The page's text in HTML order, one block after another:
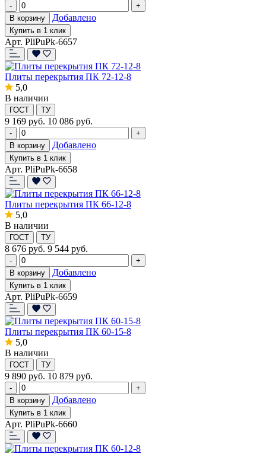
-
+
В корзину
Добавлено
Купить в 1 клик
Арт. PliPuPk-6657
Плиты перекрытия ПК 72-12-8
5,0
В наличии
ГОСТ ТУ
9 169 руб. 10 086 руб.
-
+
В корзину
Добавлено
Купить в 1 клик
Арт. PliPuPk-6658
Плиты перекрытия ПК 66-12-8
5,0
В наличии
ГОСТ ТУ
8 676 руб. 9 544 руб.
-
+
В корзину
Добавлено
Купить в 1 клик
Арт. PliPuPk-6659
Плиты перекрытия ПК 60-15-8
5,0
В наличии
ГОСТ ТУ
9 890 руб. 10 879 руб.
-
+
В корзину
Добавлено
Купить в 1 клик
Арт. PliPuPk-6660